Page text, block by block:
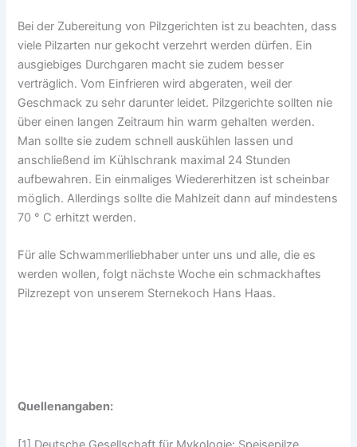
Bei der Zubereitung von Pilzgerichten ist zu beachten, dass
viele Pilzarten nur gekocht verzehrt werden dürfen. Ein
ausgiebiges Durchgaren macht sie zudem besser
verträglich. Vom Einfrieren wird abgeraten, weil der
Geschmack zu sehr darunter leidet. Pilzgerichte sollten nie
über einen langen Zeitraum hin warm gehalten werden.
Man sollte sie zudem schnell auskühlen lassen und
anschließend im Kühlschrank maximal 24 Stunden
aufbewahren. Ein einmaliges Wiedererhitzen ist scheinbar
möglich. Allerdings sollte die Mahlzeit dann auf mindestens
70 ° C erhitzt werden.
Für alle Schwammerlliebhaber unter uns und alle, die es
werden wollen, folgt nächste Woche ein schmackhaftes
Pilzrezept von unserem Sternekoch Hans Haas.
Quellenangaben: